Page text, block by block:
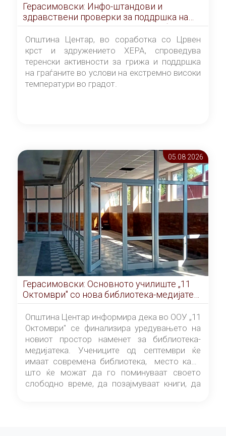
Герасимовски: Инфо-штандови и
здравствени проверки за поддршка на
граѓаните во услови на топлотен бран
Општина Центар, во соработка со Црвен
крст и здружението ХЕРА, спроведува
теренски активности за грижа и поддршка
на граѓаните во услови на екстремно високи
температури во градот.
05.08 2026
Герасимовски: Основното училиште „11
Октомври" со нова библиотека-медијатека
од септември
Општина Центар информира дека во ООУ „11
Октомври" се финализира уредувањето на
новиот простор наменет за библиотека-
медијатека. Учениците од септември ќе
имаат современа библиотека, место каде
што ќе можат да го поминуваат своето
слободно време, да позајмуваат книги, да